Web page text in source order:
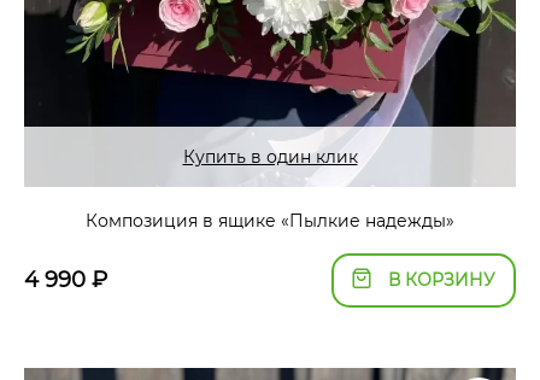
Купить в один клик
Композиция в ящике «Пылкие надежды»
4 990 ₽ В КОРЗИНУ